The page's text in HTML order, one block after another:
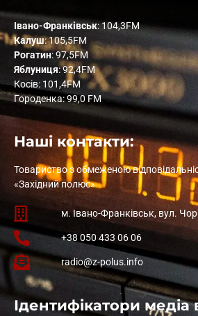
Івано-Франківськ: 104,3FM
Калуш: 105,5FM
Рогатин: 97,5FM
Яблуниця: 92,4FM
Косів: 101,4FM
Городенка: 99,0 FM
Наші контакти:
Товариство з обмеженою
«Західний полюс»
м. Івано-Франківськ, вул.
+38 050 433 06 06
radio@z-polus.info
Ідентифікатори медіа